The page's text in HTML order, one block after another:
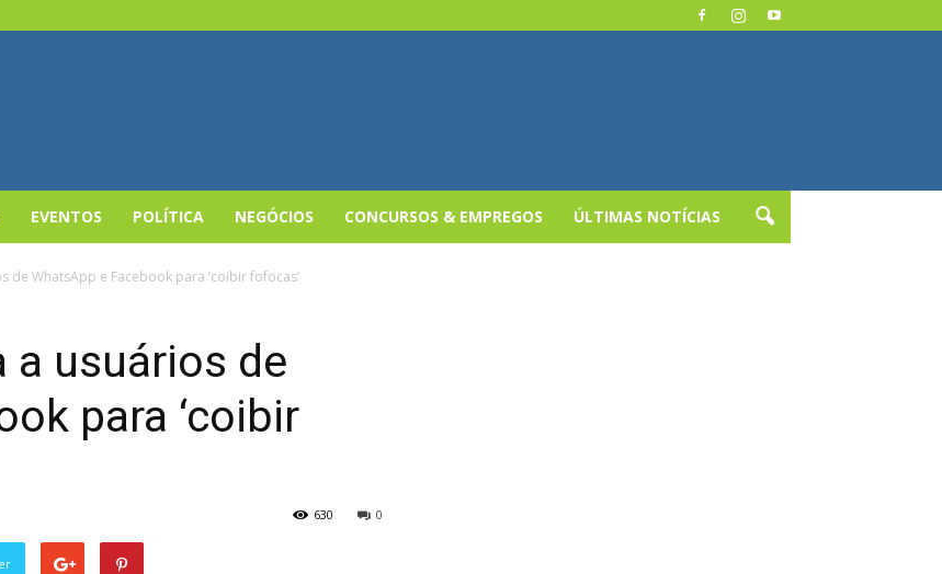
EVENTOS POLÍTICA NEGÓCIOS CONCURSOS & EMPREGOS ÚLTIMAS NOTÍCIAS
de WhatsApp e Facebook para ‘coibir fofocas’
a usuários de
para ‘coibir
0
630